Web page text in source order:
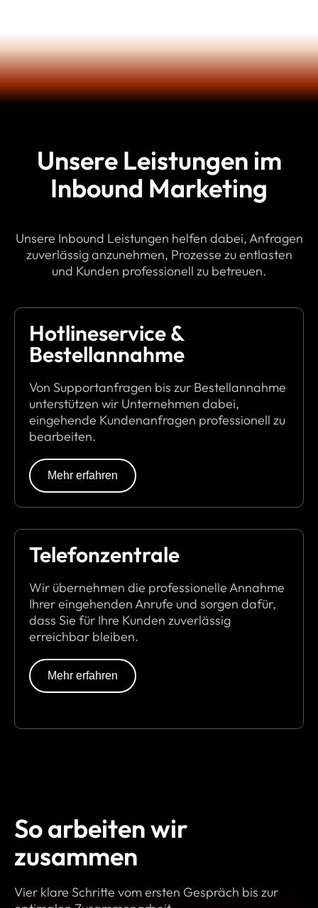
Unsere Leistungen im
Inbound Marketing
Unsere Inbound Leistungen helfen dabei, Anfragen
zuverlässig anzunehmen, Prozesse zu entlasten
und Kunden professionell zu betreuen.
Hotlineservice &
Bestellannahme
Von Supportanfragen bis zur Bestellannahme
unterstützen wir Unternehmen dabei,
eingehende Kundenanfragen professionell zu
bearbeiten.
Mehr erfahren
Telefonzentrale
Wir übernehmen die professionelle Annahme
Ihrer eingehenden Anrufe und sorgen dafür,
dass Sie für Ihre Kunden zuverlässig
erreichbar bleiben.
Mehr erfahren
So arbeiten wir
zusammen
Vier klare Schritte vom ersten Gespräch bis zur